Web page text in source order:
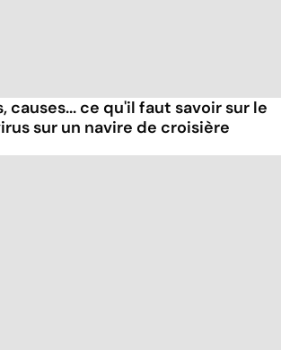
causes... ce qu'il faut savoir sur le
sur un navire de croisière